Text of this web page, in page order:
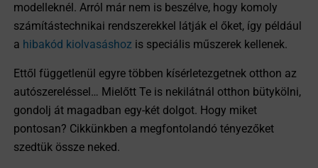
modelleknél. Arról már nem is beszélve, hogy komoly
számítástechnikai rendszerekkel látják el őket, így például
a hibakód kiolvasáshoz is speciális műszerek kellenek.
Ettől függetlenül egyre többen kísérletezgetnek otthon az
autószereléssel… Mielőtt Te is nekilátnál otthon bütykölni,
gondolj át magadban egy-két dolgot. Hogy miket
pontosan? Cikkünkben a megfontolandó tényezőket
szedtük össze neked.